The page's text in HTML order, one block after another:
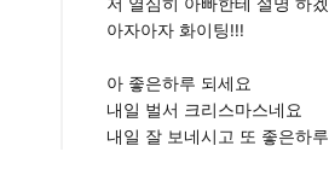
아자아자 화이팅!!!
아 좋은하루 되세요
내일 벌서 크리스마스네요